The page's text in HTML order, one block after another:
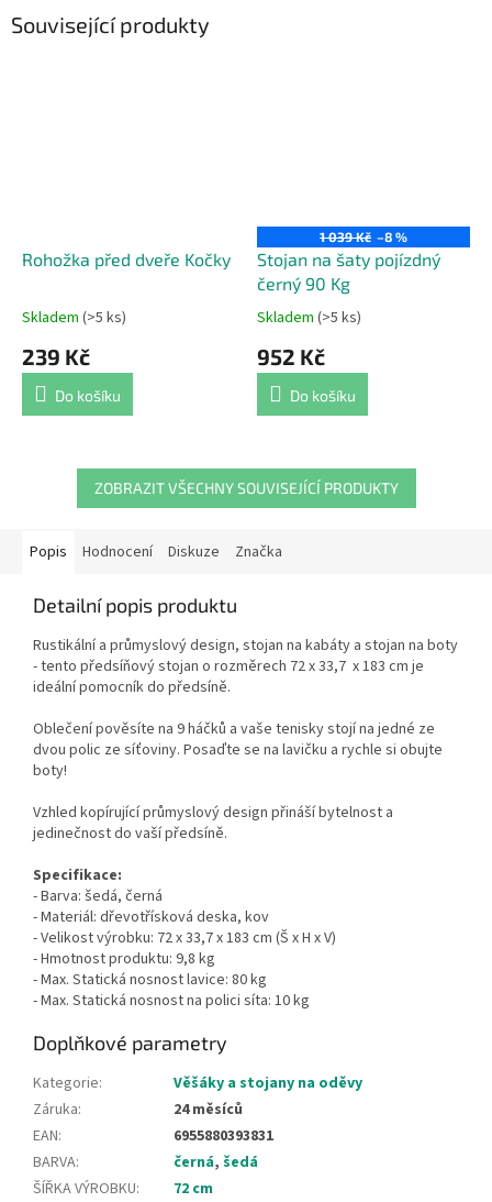
Související produkty
Rohožka před dveře Kočky
Průměrné
produktu
5,0
hvězdiček.
Skladem (>5 ks)
239 Kč
Do košíku
1 039 Kč –8 %
Stojan na šaty pojízdný
černý 90 Kg
Průměrné
produktu
5,0
hvězdiček.
Skladem (>5 ks)
952 Kč
Do košíku
ZOBRAZIT VŠECHNY SOUVISEJÍCÍ PRODUKTY
Popis Hodnocení Diskuze Značka
Detailní popis produktu
Rustikální a průmyslový design, stojan na kabáty a stojan na boty
- tento předsíňový stojan o rozměrech 72 x 33,7 x 183 cm je
ideální pomocník do předsíně.
Oblečení pověsíte na 9 háčků a vaše tenisky stojí na jedné ze
dvou polic ze síťoviny. Posaďte se na lavičku a rychle si obujte
boty!
Vzhled kopírující průmyslový design přináší bytelnost a
jedinečnost do vaší předsíně.
Specifikace:
- Barva: šedá, černá
- Materiál: dřevotřísková deska, kov
- Velikost výrobku: 72 x 33,7 x 183 cm (Š x H x V)
- Hmotnost produktu: 9,8 kg
- Max. Statická nosnost lavice: 80 kg
- Max. Statická nosnost na polici síta: 10 kg
Doplňkové parametry
Kategorie:
Věšáky a stojany na oděvy
Záruka:
24 měsíců
EAN:
6955880393831
BARVA: černá, šedá
ŠÍŘKA VÝROBKU:
72 cm